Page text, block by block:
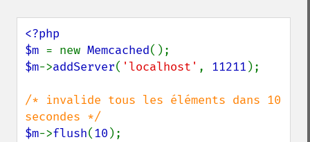
<?php
$m = new Memcached
$m->addServer( 'localhost' , 11211 );
/* invalide tous les éléments dans 10
$m->flush(10